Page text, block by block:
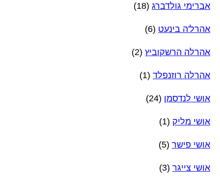
אברימי גולדברג (18)
אהרל'ה בינעט (6)
אהרלה הרשקוביץ (2)
אהרלה רוזנפלד (1)
אושי לנדסמן (24)
אושי מליק (1)
אושי פישר (5)
אושי צייגר (3)